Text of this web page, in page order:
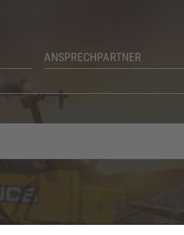
ANSPRECHPARTNER